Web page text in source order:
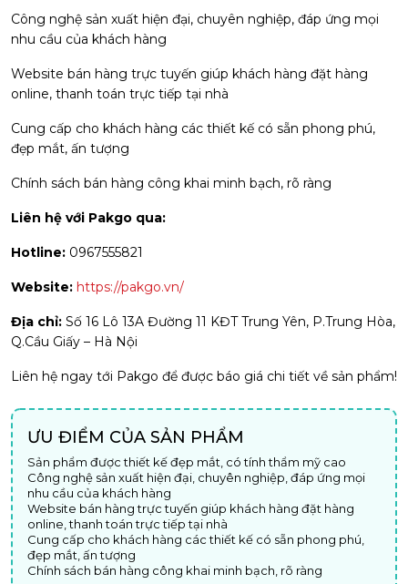
Công nghệ sản xuất hiện đại, chuyên nghiệp, đáp ứng mọi
nhu cầu của khách hàng
Website bán hàng trực tuyến giúp khách hàng đặt hàng
online, thanh toán trực tiếp tại nhà
Cung cấp cho khách hàng các thiết kế có sẵn phong phú,
đẹp mắt, ấn tượng
Chính sách bán hàng công khai minh bạch, rõ ràng
Liên hệ với Pakgo qua:
Hotline: 0967555821
Website: https://pakgo.vn/
Địa chỉ: Số 16 Lô 13A Đường 11 KĐT Trung Yên, P.Trung Hòa,
Q.Cầu Giấy – Hà Nội
Liên hệ ngay tới Pakgo để được báo giá chi tiết về sản phẩm!
ƯU ĐIỂM CỦA SẢN PHẨM
Sản phẩm được thiết kế đẹp mắt, có tính thẩm mỹ cao
Công nghệ sản xuất hiện đại, chuyên nghiệp, đáp ứng mọi
nhu cầu của khách hàng
Website bán hàng trực tuyến giúp khách hàng đặt hàng
online, thanh toán trực tiếp tại nhà
Cung cấp cho khách hàng các thiết kế có sẵn phong phú,
đẹp mắt, ấn tượng
Chính sách bán hàng công khai minh bạch, rõ ràng